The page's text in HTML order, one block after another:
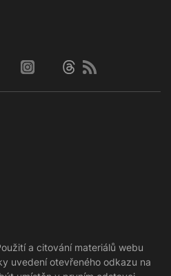
a citování materiálů webu
uvedení otevřeného odkazu na